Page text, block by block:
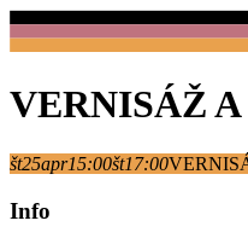
VERNISÁŽ
št25apr15:00št17:00
Info